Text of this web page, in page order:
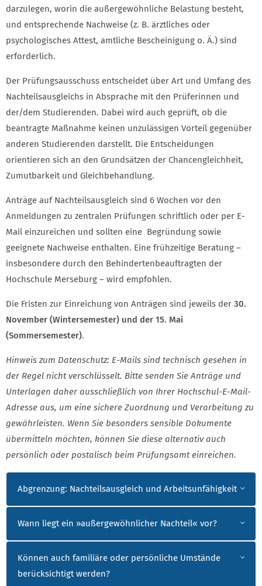
darzulegen, worin die außergewöhnliche Belastung besteht,
und entsprechende Nachweise (z. B. ärztliches oder
psychologisches Attest, amtliche Bescheinigung o. Ä.) sind
erforderlich.
Der Prüfungsausschuss entscheidet über Art und Umfang des
Nachteilsausgleichs in Absprache mit den Prüferinnen und
der/dem Studierenden. Dabei wird auch geprüft, ob die
beantragte Maßnahme keinen unzulässigen Vorteil gegenüber
anderen Studierenden darstellt. Die Entscheidungen
orientieren sich an den Grundsätzen der Chancengleichheit,
Zumutbarkeit und Gleichbehandlung.
Anträge auf Nachteilsausgleich sind 6 Wochen vor den
Anmeldungen zu zentralen Prüfungen schriftlich oder per E-
Mail einzureichen und sollten eine Begründung sowie
geeignete Nachweise enthalten. Eine frühzeitige Beratung –
insbesondere durch den Behindertenbeauftragten der
Hochschule Merseburg – wird empfohlen.
Die Fristen zur Einreichung von Anträgen sind jeweils der 30.
November (Wintersemester) und der 15. Mai
(Sommersemester).
Hinweis zum Datenschutz: E-Mails sind technisch gesehen in
der Regel nicht verschlüsselt. Bitte senden Sie Anträge und
Unterlagen daher ausschließlich von Ihrer Hochschul-E-Mail-
Adresse aus, um eine sichere Zuordnung und Verarbeitung zu
gewährleisten. Wenn Sie besonders sensible Dokumente
übermitteln möchten, können Sie diese alternativ auch
persönlich oder postalisch beim Prüfungsamt einreichen.
Abgrenzung: Nachteilsausgleich und Arbeitsunfähigkeit
Wann liegt ein »außergewöhnlicher Nachteil« vor?
Können auch familiäre oder persönliche Umstände
berücksichtigt werden?